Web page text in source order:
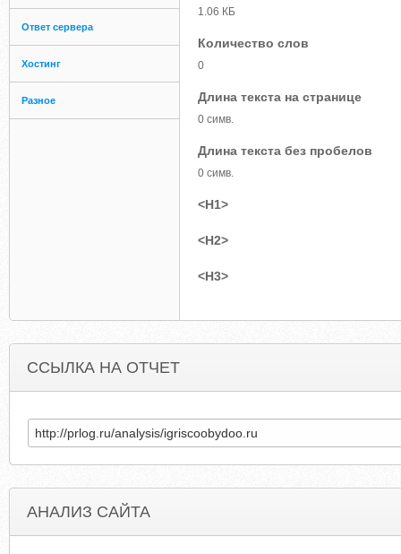
Ответ сервера
Хостинг
Разное
1.06 КБ
Количество слов
0
Длина текста на странице
0 симв.
Длина текста без пробелов
0 симв.
<H1>
<H2>
<H3>
ССЫЛКА НА ОТЧЕТ
АНАЛИЗ САЙТА